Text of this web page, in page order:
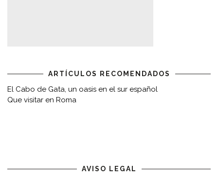
ARTÍCULOS RECOMENDADOS
El Cabo de Gata, un oasis en el sur español
Que visitar en Roma
AVISO LEGAL